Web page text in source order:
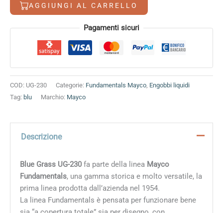
AGGIUNGI AL CARRELLO
Alternative: Pagamenti sicuri
COD: UG-230 Categorie: Fundamentals Mayco Engobbi liquidi
Tag: blu Marchio: Mayco
Descrizione
Blue Grass UG-230fa parte della linea Mayco
Fundamentals, una gamma storica e molto versatile, la
prima linea prodotta dall’azienda nel 1954.
La linea Fundamentals è pensata per funzionare bene